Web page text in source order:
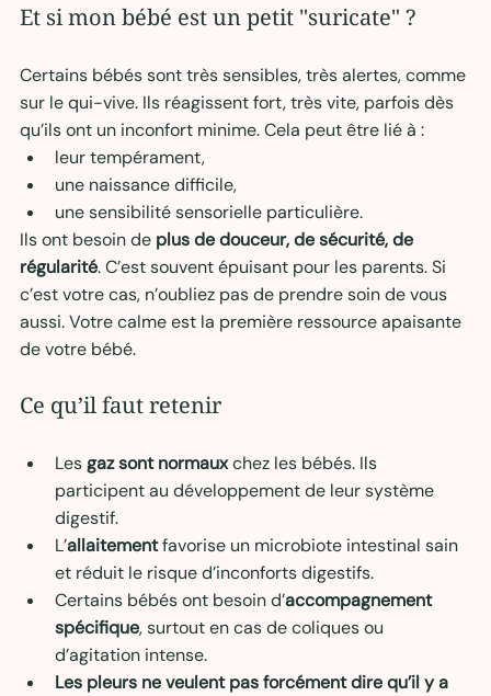
Et si mon bébé est un petit "suricate" ?
Certains bébés sont très sensibles, très alertes, comme
sur le qui-vive. Ils réagissent fort, très vite, parfois dès
qu’ils ont un inconfort minime. Cela peut être lié à :
leur tempérament,
une naissance difficile,
une sensibilité sensorielle particulière.
Ils ont besoin de plus de douceur, de sécurité, de
régularité. C’est souvent épuisant pour les parents. Si
c’est votre cas, n’oubliez pas de prendre soin de vous
aussi. Votre calme est la première ressource apaisante
de votre bébé.
Ce qu’il faut retenir
Les gaz sont normaux chez les bébés. Ils
participent au développement de leur système
digestif.
L’allaitement favorise un microbiote intestinal sain
et réduit le risque d’inconforts digestifs.
Certains bébés ont besoin d’accompagnement
spécifique, surtout en cas de coliques ou
d’agitation intense.
Les pleurs ne veulent pas forcément dire qu’il y a